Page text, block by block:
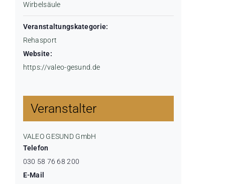
Wirbelsäule
Veranstaltungskategorie:
Rehasport
Website:
https://valeo-gesund.de
Veranstalter
VALEO GESUND GmbH
Telefon
030 58 76 68 200
E-Mail